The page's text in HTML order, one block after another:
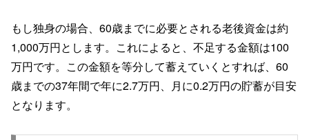
もし独身の場合、60歳までに必要とされる老後資金は約
1,000万円とします。これによると、不足する金額は100
万円です。この金額を等分して蓄えていくとすれば、60
歳までの37年間で年に2.7万円、月に0.2万円の貯蓄が目安
となります。